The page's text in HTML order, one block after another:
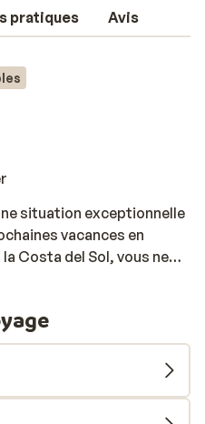
pratiques Avis
situation exceptionnelle
vacances en
Costa del Sol, vous ne
Soleil, plage et
Torremolinos. Vous serez
Espada, situé juste en
sur le joli bord de mer El
pour un séjour en couple
l’Andalousie. Ce grand